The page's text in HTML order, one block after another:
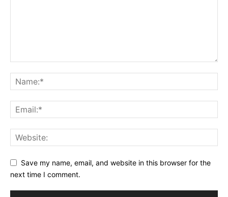
Save my name, email, and website in this browser for the
next time I comment.